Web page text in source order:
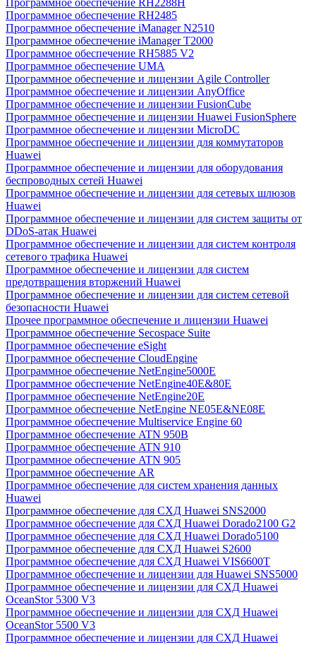
Программное обеспечение RH2288H
Программное обеспечение RH2485
Программное обеспечение iManager N2510
Программное обеспечение iManager T2000
Программное обеспечение RH5885 V2
Программное обеспечение UMA
Программное обеспечение и лицензии Agile Controller
Программное обеспечение и лицензии AnyOffice
Программное обеспечение и лицензии FusionCube
Программное обеспечение и лицензии Huawei FusionSphere
Программное обеспечение и лицензии MicroDC
Программное обеспечение и лицензии для коммутаторов
Huawei
Программное обеспечение и лицензии для оборудования
беспроводных сетей Huawei
Программное обеспечение и лицензии для сетевых шлюзов
Huawei
Программное обеспечение и лицензии для систем защиты от
DDoS-атак Huawei
Программное обеспечение и лицензии для систем контроля
сетевого трафика Huawei
Программное обеспечение и лицензии для систем
предотвращения вторжений Huawei
Программное обеспечение и лицензии для систем сетевой
безопасности Huawei
Прочее программное обеспечение и лицензии Huawei
Программное обеспечение Secospace Suite
Программное обеспечение eSight
Программное обеспечение CloudEngine
Программное обеспечение NetEngine5000E
Программное обеспечение NetEngine40E&80E
Программное обеспечение NetEngine20E
Программное обеспечение NetEngine NE05E&NE08E
Программное обеспечение Multiservice Engine 60
Программное обеспечение ATN 950B
Программное обеспечение ATN 910
Программное обеспечение ATN 905
Программное обеспечение AR
Программное обеспечение для систем хранения данных
Huawei
Программное обеспечение для СХД Huawei SNS2000
Программное обеспечение для СХД Huawei Dorado2100 G2
Программное обеспечение для СХД Huawei Dorado5100
Программное обеспечение для СХД Huawei S2600
Программное обеспечение для СХД Huawei VIS6600T
Программное обеспечение и лицензии для Huawei SNS5000
Программное обеспечение и лицензии для СХД Huawei
OceanStor 5300 V3
Программное обеспечение и лицензии для СХД Huawei
OceanStor 5500 V3
Программное обеспечение и лицензии для СХД Huawei